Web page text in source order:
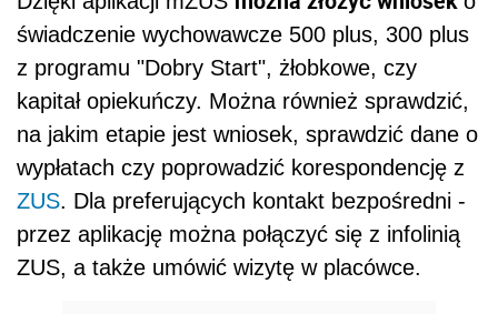
świadczenie wychowawcze 500 plus, 300 plus
z programu "Dobry Start", żłobkowe, czy
kapitał opiekuńczy. Można również sprawdzić,
na jakim etapie jest wniosek, sprawdzić dane o
wypłatach czy poprowadzić korespondencję z
ZUS. Dla preferujących kontakt bezpośredni -
przez aplikację można połączyć się z infolinią
ZUS, a także umówić wizytę w placówce.